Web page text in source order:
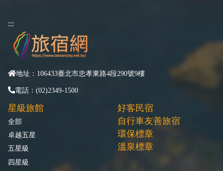
:::
地址：106433臺北市忠孝東路4段290號9樓
電話：(02)2349-1500
星級旅館
全部
卓越五星
五星級
四星級
好客民宿
自行車友善旅宿
環保標章
溫泉標章